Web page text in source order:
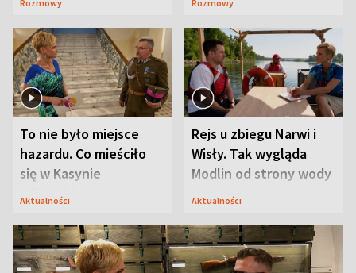
Rozmowy Rozmowy
To nie było miejsce
hazardu. Co mieściło
się w Kasynie
Oficerskim?
Aktualności
Rejs u zbiegu Narwi i
Wisły. Tak wygląda
Modlin od strony wody
Aktualności